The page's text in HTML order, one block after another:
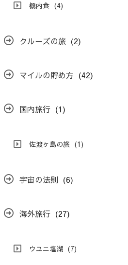
機内食 (4)
クルーズの旅 (2)
マイルの貯め方 (42)
国内旅行 (1)
佐渡ヶ島の旅 (1)
宇宙の法則 (6)
海外旅行 (27)
ウユニ塩湖 (7)